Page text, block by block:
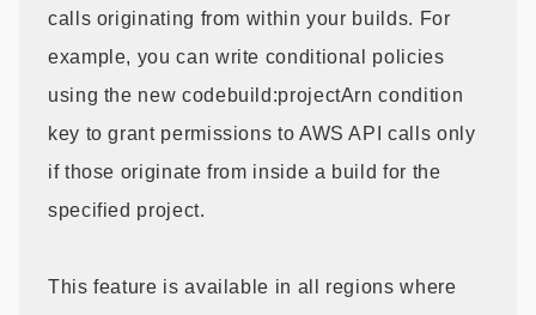
calls originating from within your builds. For
example, you can write conditional policies
using the new codebuild:projectArn condition
key to grant permissions to AWS API calls only
if those originate from inside a build for the
specified project.
This feature is available in all regions where